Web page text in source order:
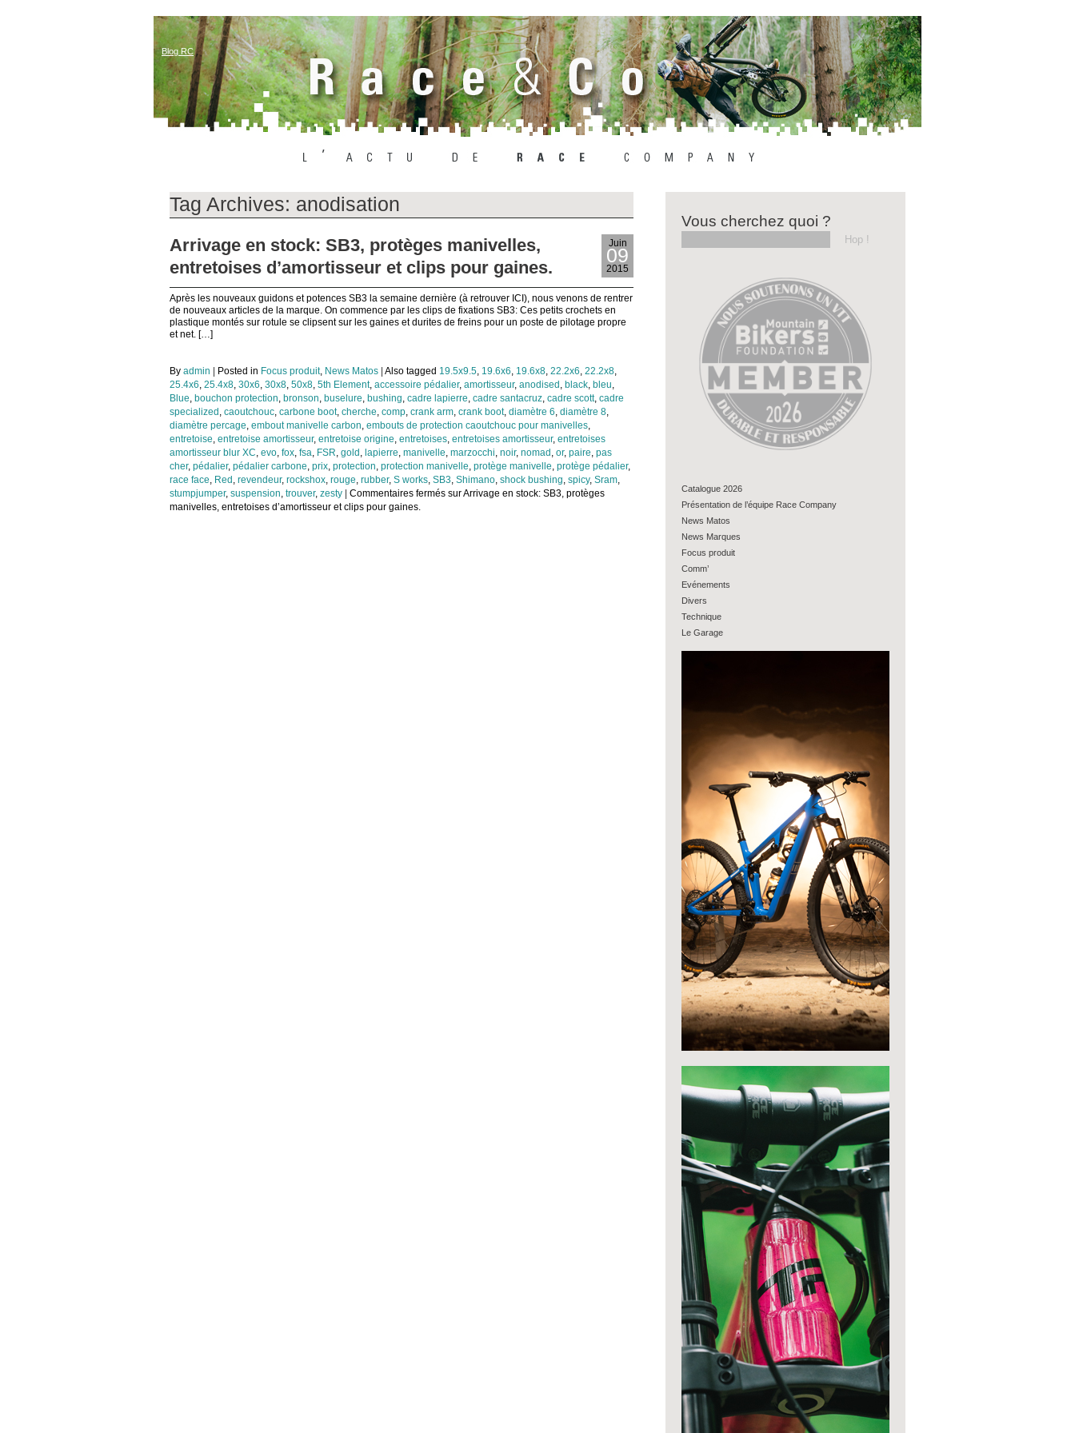
Blog RC
Tag Archives: anodisation
Juin
09
2015
Arrivage en stock: SB3, protèges manivelles,
entretoises d’amortisseur et clips pour gaines.
Après les nouveaux guidons et potences SB3 la semaine dernière (à retrouver ICI), nous venons de rentrer
de nouveaux articles de la marque. On commence par les clips de fixations SB3: Ces petits crochets en
plastique montés sur rotule se clipsent sur les gaines et durites de freins pour un poste de pilotage propre
et net. […]
By admin Posted in Focus produit, News Matos Also tagged 19.5x9.5, 19.6x6, 19.6x8, 22.2x6, 22.2x8,
25.4x6, 25.4x8, 30x6, 30x8, 50x8, 5th Element, accessoire pédalier, amortisseur, anodised , black, bleu,
Blue, bouchon protection, bronson, buselure, bushing, cadre lapierre, cadre santacruz, cadre scott, cadre
specialized , caoutchouc, carbone boot, cherche, comp, crank arm, crank boot, diamètre 6, diamètre 8,
diamètre percage, embout manivelle carbon, embouts de protection caoutchouc pour manivelles,
entretoise, entretoise amortisseur, entretoise origine, entretoises, entretoises amortisseur, entretoises
amortisseur blur XC, evo, fox, fsa, FSR, gold , lapierre, manivelle, marzocchi, noir, nomad , or, paire, pas
cher, pédalier, pédalier carbone, prix, protection, protection manivelle, protège manivelle, protège pédalier,
race face, Red , revendeur, rockshox, rouge, rubber, S works, SB3, Shimano, shock bushing, spicy, Sram,
stumpjumper, suspension, trouver, zesty Commentaires fermés sur Arrivage en stock: SB3, protèges
manivelles, entretoises d’amortisseur et clips pour gaines.
Vous cherchez quoi ?
Catalogue 2026
Présentation de l’équipe Race Company
News Matos
News Marques
Focus produit
Comm’
Evénements
Divers
Technique
Le Garage